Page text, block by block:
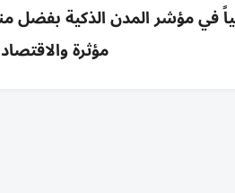
في مؤشر المدن الذكية
مؤثرة والاقتصاد